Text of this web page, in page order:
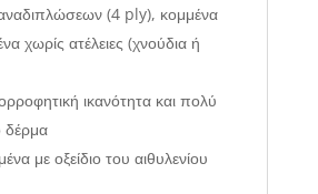
(4 ply), κομμένα
χωρίς ατέλειες (χνούδια ή
ικανότητα και πολύ
δέρμα
με οξείδιο του αιθυλενίου